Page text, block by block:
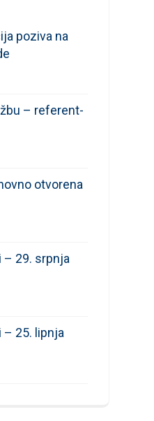
poziva na
– referent-
otvorena
– 29. srpnja
– 25. lipnja